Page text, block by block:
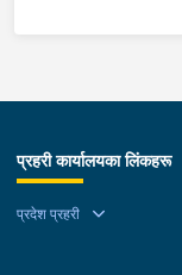
प्रहरी कार्यालयका लिंकहरू
प्रदेश प्रहरी